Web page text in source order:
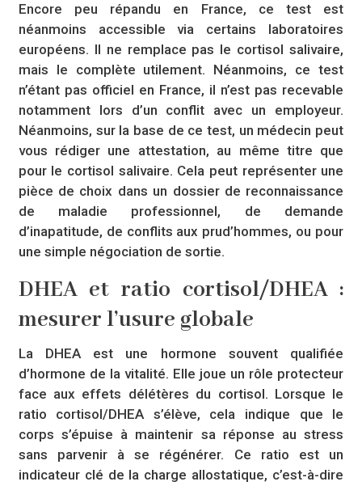
Encore peu répandu en France, ce test est
néanmoins accessible via certains laboratoires
européens. Il ne remplace pas le cortisol salivaire,
mais le complète utilement. Néanmoins, ce test
n’étant pas officiel en France, il n’est pas recevable
notamment lors d’un conflit avec un employeur.
Néanmoins, sur la base de ce test, un médecin peut
vous rédiger une attestation, au même titre que
pour le cortisol salivaire. Cela peut représenter une
pièce de choix dans un dossier de reconnaissance
de maladie professionnel, de demande
d’inapatitude, de conflits aux prud’hommes, ou pour
une simple négociation de sortie.
DHEA et ratio cortisol/DHEA :
mesurer l’usure globale
La DHEA est une hormone souvent qualifiée
d’hormone de la vitalité. Elle joue un rôle protecteur
face aux effets délétères du cortisol. Lorsque le
ratio cortisol/DHEA s’élève, cela indique que le
corps s’épuise à maintenir sa réponse au stress
sans parvenir à se régénérer. Ce ratio est un
indicateur clé de la charge allostatique, c’est-à-dire